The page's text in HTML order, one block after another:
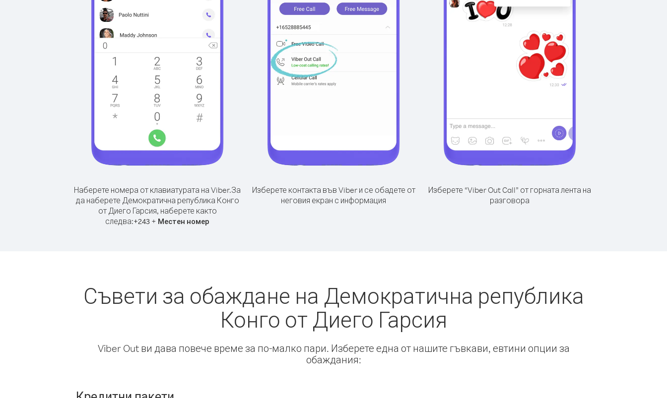
Наберете номера от клавиатурата на Viber.За
да наберете Демократична република Конго
от Диего Гарсия, наберете както
следва:+243 + Местен номер
Изберете контакта във Viber и се обадете от
неговия екран с информация
Изберете “Viber Out Call” от горната лента на
разговора
Съвети за обаждане на Демократична република
Конго от Диего Гарсия
Viber Out ви дава повече време за по-малко пари. Изберете една от нашите гъвкави, евтини опции за
обаждания: